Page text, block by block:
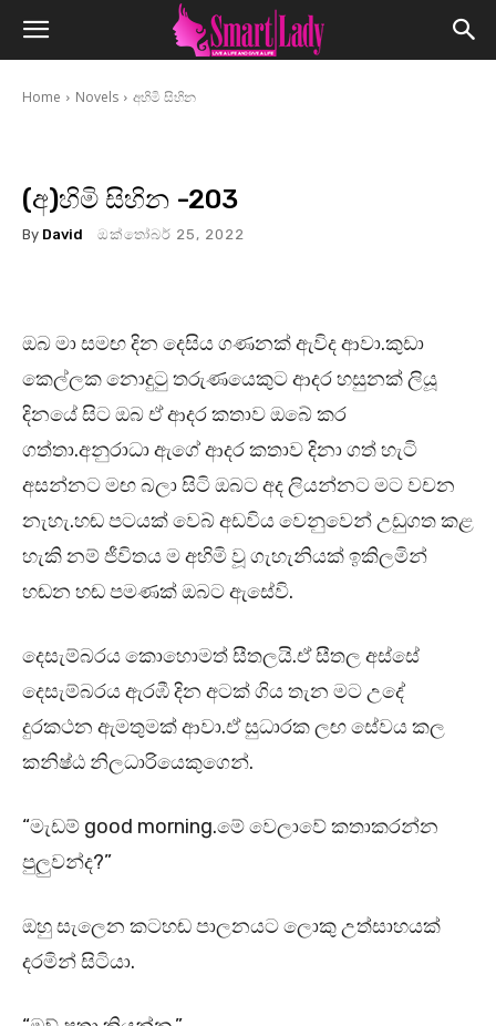
Home Novels අහිමි සිහින
(අ)හිමි සිහින -203
By David ඔක්තෝබර් 25, 2022
ඔබ මා සමඟ දින දෙසිය ගණනක් ඇවිද ආවා.කුඩා
කෙල්ලක නොදුටු තරුණයෙකුට ආදර හසුනක් ලියූ
දිනයේ සිට ඔබ ඒ ආදර කතාව ඔබේ කර
ගත්තා.අනුරාධා ඇගේ ආදර කතාව දිනා ගත් හැටි
අසන්නට මඟ බලා සිටි ඔබට අද ලියන්නට මට වචන
නැහැ.හඬ පටයක් වෙබ් අඩවිය වෙනුවෙන් උඩුගත කළ
හැකි නම් ජීවිතය ම අහිමි වූ ගැහැනියක් ඉකිලමින්
හඬන හඬ පමණක් ඔබට ඇසේවි.
දෙසැම්බරය කොහොමත් සීතලයි.ඒ සීතල අස්සේ
දෙසැම්බරය ඇරඹී දින අටක් ගිය තැන මට උදේ
දුරකථන ඇමතුමක් ආවා.ඒ සුධාරක ලඟ සේවය කල
කනිෂ්ඨ නිලධාරියෙකුගෙන්.
“මැඩම් good morning.මේ වෙලාවේ කතාකරන්න
පුලුවන්ද?”
ඔහු සැලෙන කටහඬ පාලනයට ලොකු උත්සාහයක්
දරමින් සිටියා.